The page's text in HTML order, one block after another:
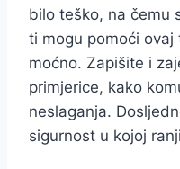
bilo teško, na čemu
ti mogu pomoći ovaj
moćno. Zapišite i
primjerice, kako
neslaganja.
sigurnost u kojoj